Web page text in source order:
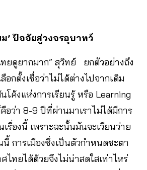
’ปัจจัยสู่วงจรอุบาทว์
ยดูยากมาก” สุวิทย์ ยกตัวอย่างถึง
ลือกตั้ง​เชื่อว่าไม่ได้ต่างไปจากเดิม
โค้งแห่งการเรียนรู้ หรือ Learning
อว่า 8-9 ปีที่ผ่านมาเราไม่ได้มีการ
รื่องนี้ เพราะฉะนั้นมันจะเวียนว่าย
การเมืองซึ่งเป็นตัวกำหนดชะตา
ไทยได้ด้วยจึงไม่น่าสดใสเท่าไหร่